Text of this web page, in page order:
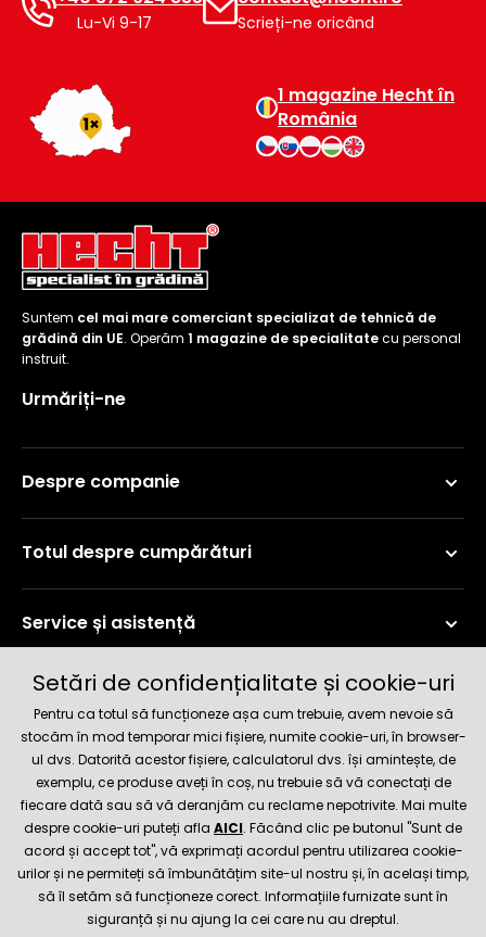
Lu-Vi 9-17 Scrieți-ne oricând
1 magazine Hecht în
România
Suntem cel mai mare comerciant specializat de tehnică de
grădină din UE. Operăm 1 magazine de specialitatecu personal
instruit.
Urmăriți-ne
Despre companie
Totul despre cumpărături
Service și asistență
Informații curente
Metode de livrare și plată
Magazin de încredere
Setări de confidențialitate și cookie-uri
Pentru ca totul să funcționeze așa cum trebuie, avem nevoie să
stocăm în mod temporar mici fișiere, numite cookie-uri, în browser-
ul dvs. Datorită acestor fișiere, calculatorul dvs. își amintește, de
exemplu, ce produse aveți în coș, nu trebuie să vă conectați de
fiecare dată sau să vă deranjăm cu reclame nepotrivite. Mai multe
despre cookie-uri puteți afla AICI. Făcând clic pe butonul "Sunt de
acord și accept tot", vă exprimați acordul pentru utilizarea cookie-
urilor și ne permiteți să îmbunătățim site-ul nostru și, în același timp,
să îl setăm să funcționeze corect. Informațiile furnizate sunt în
siguranță și nu ajung la cei care nu au dreptul.